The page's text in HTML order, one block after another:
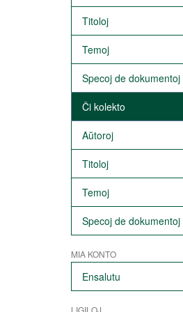
Titoloj
Temoj
Specoj de dokumentoj
Ĉi kolekto
Aŭtoroj
Titoloj
Temoj
Specoj de dokumentoj
MIA KONTO
Ensalutu
LIGILOJ